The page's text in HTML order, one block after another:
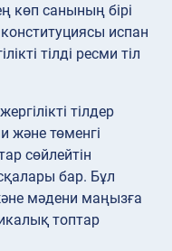
көп санының бірі
испан
тілді ресми тіл
тілдер
және төменгі
сөйлейтін
бар. Бұл
мәдени маңызға
топтар